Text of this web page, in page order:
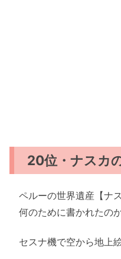
20位・ナスカ
ペルーの世界遺産【ナ
何のために書かれたの
セスナ機で空から地上